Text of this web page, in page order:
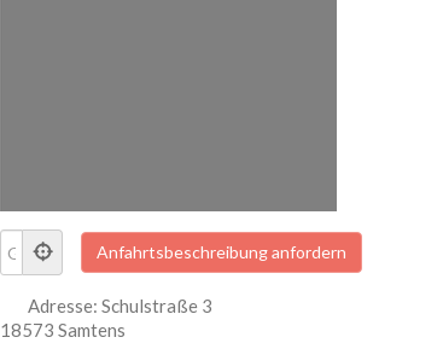
Adresse:Schulstraße 3
18573 Samtens